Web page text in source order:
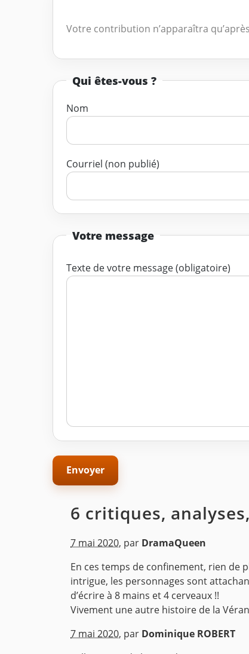
Votre contribution n’apparaîtra
Qui êtes-vous ?
Nom
Courriel (non publié)
Votre message
Texte de votre message (obligatoire)
6 critiques,
7 mai 2020, par DramaQueen
En ces temps de confinement, rien de
intrigue, les personnages sont
d’écrire à 8 mains et 4 cerveaux !!
Vivement une autre histoire de la
^
7 mai 2020, par Dominique ROBERT